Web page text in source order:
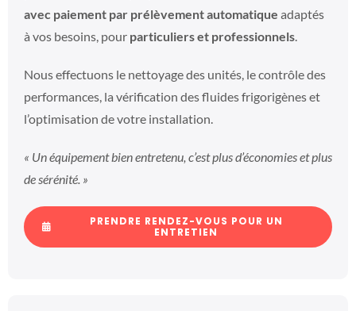
avec paiement par prélèvement automatique adaptés
à vos besoins, pour particuliers et professionnels.
Nous effectuons le nettoyage des unités, le contrôle des
performances, la vérification des fluides frigorigènes et
l’optimisation de votre installation.
« Un équipement bien entretenu, c’est plus d’économies et plus
de sérénité. »
PRENDRE RENDEZ-VOUS POUR UN
ENTRETIEN